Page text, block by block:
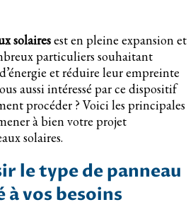
solairesest en pleine expansion et
particuliers souhaitant
et réduire leur empreinte
aussi intéressé par ce dispositif
procéder ? Voici les principales
à bien votre projet
solaires.
le type de panneau
vos besoins